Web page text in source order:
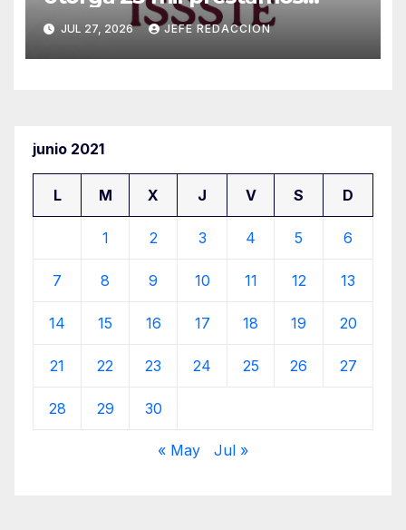
personales
JUL 27, 2026 JEFE REDACCION
junio 2021
L M X J V S D
1 2 3 4 5 6
7 8 9 10 11 12 13
14 15 16 17 18 19 20
21 22 23 24 25 26 27
28 29 30
« May Jul »